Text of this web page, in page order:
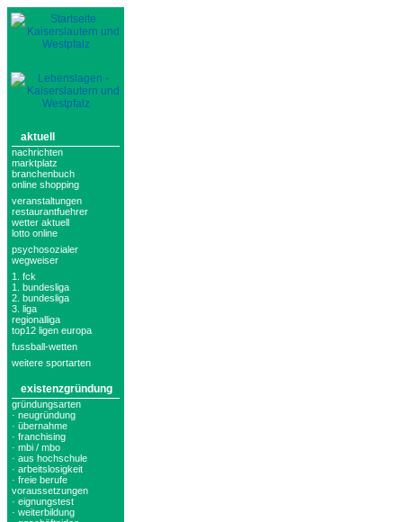
aktuell
nachrichten
marktplatz
branchenbuch
online shopping
veranstaltungen
restaurantfuehrer
wetter aktuell
lotto online
psychosozialer
wegweiser
1. fck
1. bundesliga
2. bundesliga
3. liga
regionalliga
top12 ligen europa
fussball-wetten
weitere sportarten
existenzgründung
gründungsarten
· neugründung
· übernahme
· franchising
· mbi / mbo
· aus hochschule
· arbeitslosigkeit
· freie berufe
voraussetzungen
· eignungstest
· weiterbildung